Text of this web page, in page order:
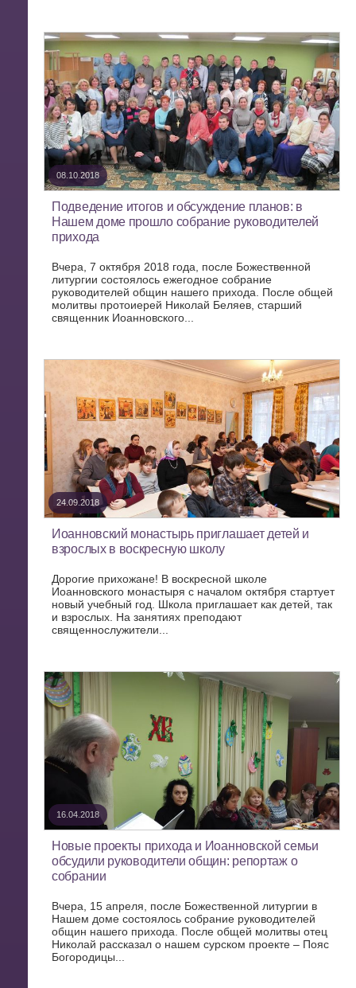
08.10.2018
Подведение итогов и обсуждение планов: в
Нашем доме прошло собрание руководителей
прихода
Вчера, 7 октября 2018 года, после Божественной
литургии состоялось ежегодное собрание
руководителей общин нашего прихода. После общей
молитвы протоиерей Николай Беляев, старший
священник Иоанновского...
24.09.2018
Иоанновский монастырь приглашает детей и
взрослых в воскресную школу
Дорогие прихожане! В воскресной школе
Иоанновского монастыря с началом октября стартует
новый учебный год. Школа приглашает как детей, так
и взрослых. На занятиях преподают
священнослужители...
16.04.2018
Новые проекты прихода и Иоанновской семьи
обсудили руководители общин: репортаж о
собрании
Вчера, 15 апреля, после Божественной литургии в
Нашем доме состоялось собрание руководителей
общин нашего прихода. После общей молитвы отец
Николай рассказал о нашем сурском проекте – Пояс
Богородицы...